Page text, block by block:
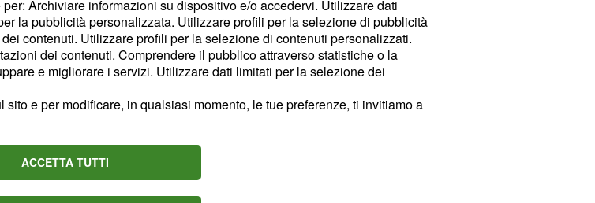
in
la
Archiviare informazioni su dispositivo e/o accedervi. Utilizzare dati
la pubblicità personalizzata. Utilizzare profili per la selezione di pubblicità
contenuti. Utilizzare profili per la selezione di contenuti personalizzati.
dei contenuti. Comprendere il pubblico attraverso statistiche o la
e migliorare i servizi. Utilizzare dati limitati per la selezione dei
e per modificare, in qualsiasi momento, le tue preferenze, ti invitiamo a
ACCETTA TUTTI